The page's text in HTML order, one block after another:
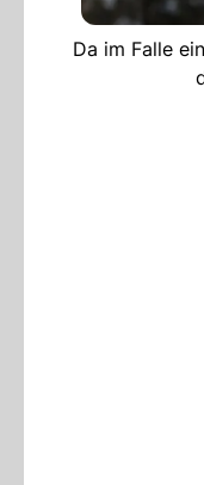
Da im Falle